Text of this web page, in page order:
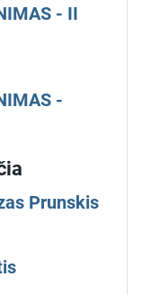
- II
-
Prunskis